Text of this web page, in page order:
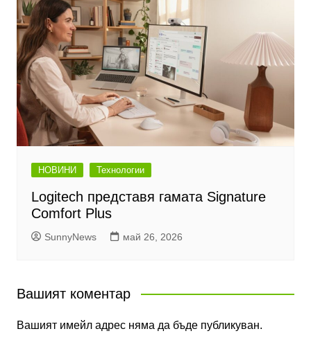
НОВИНИ Технологии
Logitech представя гамата Signature
Comfort Plus
SunnyNews май 26, 2026
Вашият коментар
Вашият имейл адрес няма да бъде публикуван.